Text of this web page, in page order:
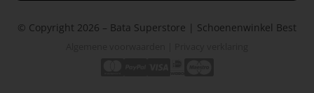
© Copyright 2026 – Bata Superstore | Schoenenwinkel Best